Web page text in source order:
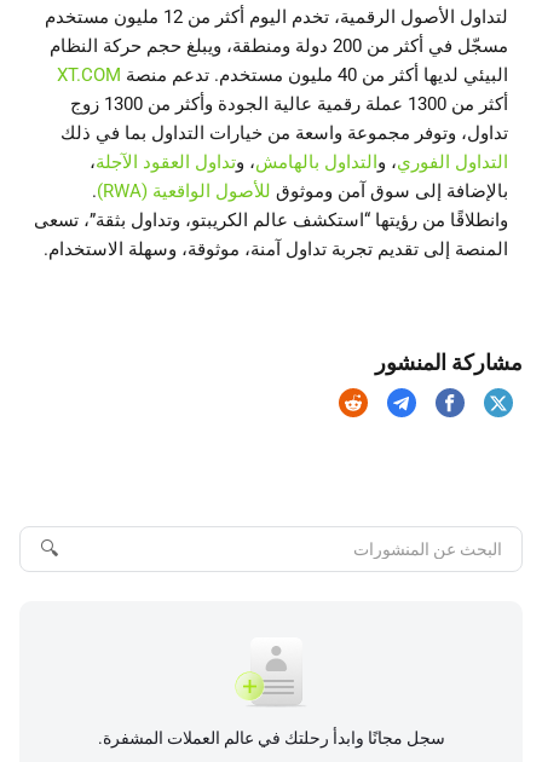
لتداول الأصول الرقمية، تخدم اليوم أكثر من 12 مليون مستخدم
مسجّل في أكثر من 200 دولة ومنطقة، ويبلغ حجم حركة النظام
البيئي لديها أكثر من 40 مليون مستخدم. تدعم منصة
XT.COM
أكثر من 1300 عملة رقمية عالية الجودة وأكثر من 1300 زوج
تداول، وتوفر مجموعة واسعة من خيارات التداول بما في ذلك
التداول الفوري، والتداول بالهامش، وتداول العقود الآجلة،
بالإضافة إلى سوق آمن وموثوق للأصول الواقعية (RWA)
.
وانطلاقًا من رؤيتها “استكشف عالم الكريبتو، وتداول بثقة”، تسعى
المنصة إلى تقديم تجربة تداول آمنة، موثوقة، وسهلة الاستخدام.
مشاركة المنشور
🔍
سجل مجانًا وابدأ رحلتك في عالم العملات المشفرة.